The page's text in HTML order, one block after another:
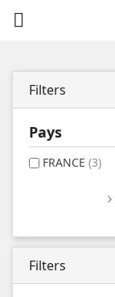

Filters
Pays
FRANCE (3)
Filters